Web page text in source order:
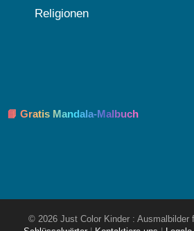
Religionen
📘 Gratis Mandala-Malbuch
© 2026 Just Color Kinder : Ausmalbilder